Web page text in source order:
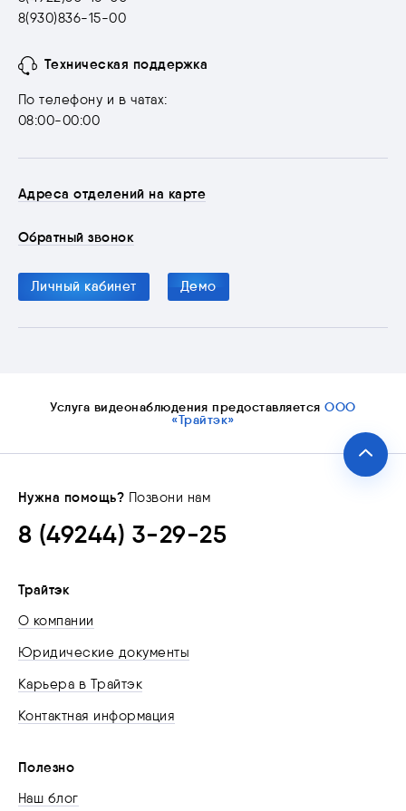
8(930)836-15-00
Техническая поддержка
По телефону и в чатах:
08:00-00:00
Адреса отделений на карте
Обратный звонок
Личный кабинет Демо
Услуга видеонаблюдения предоставляетсяООО
«Трайтэк»
Нужна помощь? Позвони нам
8 (49244) 3-29-25
Трайтэк
О компании
Юридические документы
Карьера в Трайтэк
Контактная информация
Полезно
Наш блог